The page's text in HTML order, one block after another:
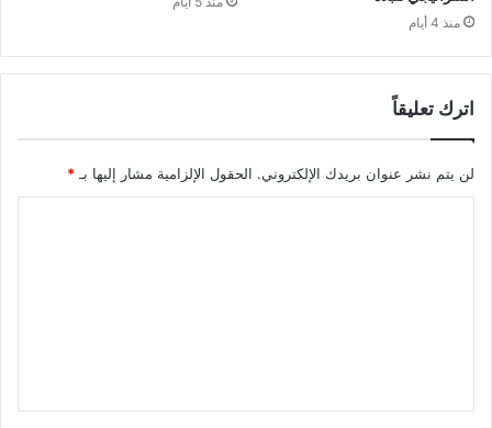
منذ 4 أيام
اترك تعليقاً
لن يتم نشر عنوان بريدك الإلكتروني. الحقول الإلزامية مشار إليها بـ *
ق